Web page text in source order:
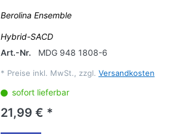
Berolina Ensemble
Hybrid-SACD
Art.-Nr.
MDG 948 1808-6
* Preise inkl. MwSt., zzgl. Versandkosten
sofort lieferbar
21,99 € *